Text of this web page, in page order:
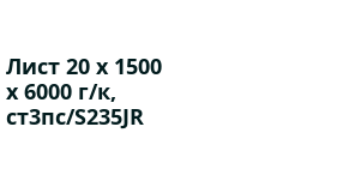
Лист 20 х 1500
х 6000 г/к,
ст3пс/S235JR